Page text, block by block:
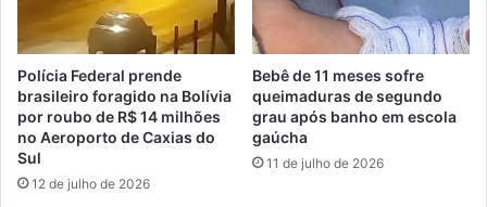
Polícia Federal prende
brasileiro foragido na Bolívia
por roubo de R$ 14 milhões
no Aeroporto de Caxias do
Sul
12 de julho de 2026
Bebê de 11 meses sofre
queimaduras de segundo
grau após banho em escola
gaúcha
11 de julho de 2026